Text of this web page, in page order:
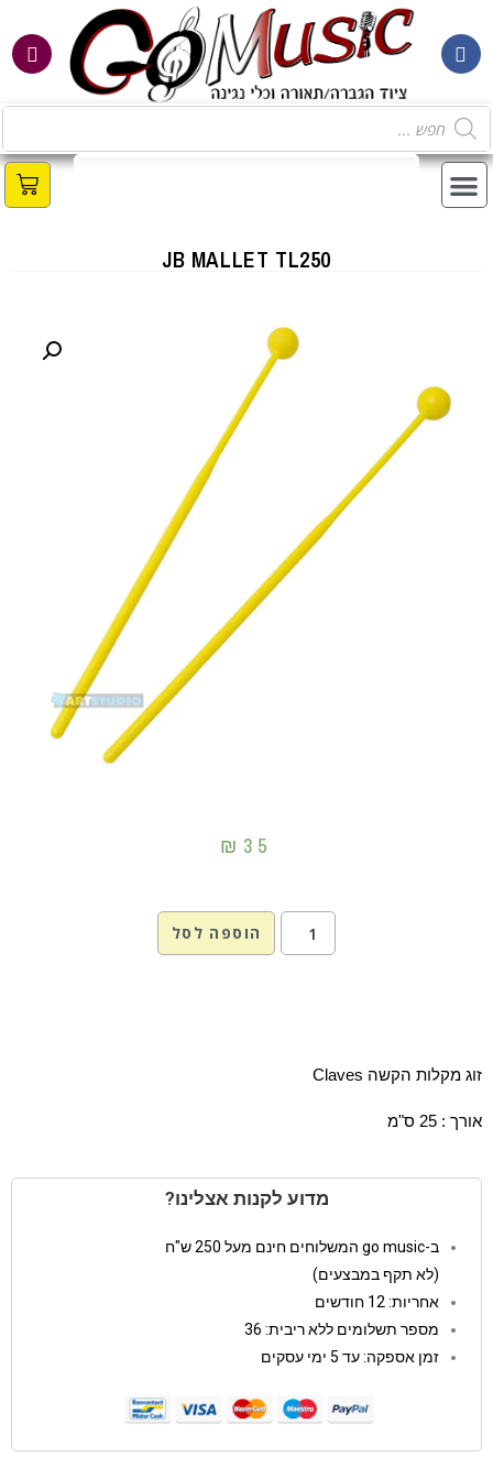
JB MALLET TL250
₪ 35
הוספה לסל
זוג מקלות הקשה Claves
אורך : 25 ס"מ
מדוע לקנות אצלינו?
ב-go music המשלוחים חינם מעל 250 ש"ח
(לא תקף במבצעים)
אחריות: 12 חודשים
מספר תשלומים ללא ריבית: 36
זמן אספקה: עד 5 ימי עסקים